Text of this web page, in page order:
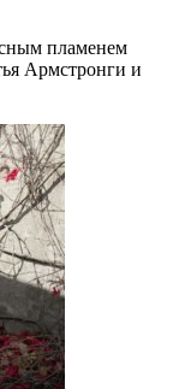
пламенем
Армстронги и